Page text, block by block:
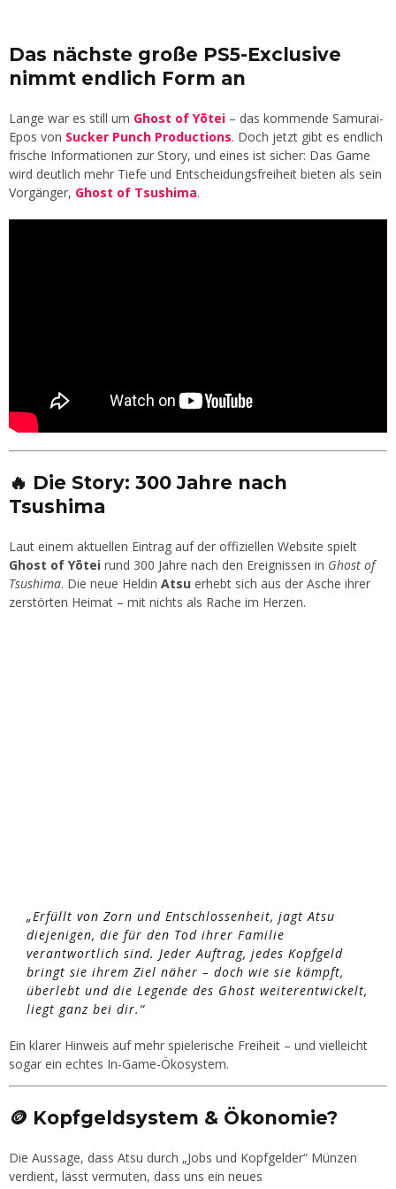
Das nächste große PS5-Exclusive
nimmt endlich Form an
Lange war es still um Ghost of Yōtei – das kommende Samurai-
Epos von Sucker Punch Productions. Doch jetzt gibt es endlich
frische Informationen zur Story, und eines ist sicher: Das Game
wird deutlich mehr Tiefe und Entscheidungsfreiheit bieten als sein
Vorgänger, Ghost of Tsushima.
🔥 Die Story: 300 Jahre nach
Tsushima
Laut einem aktuellen Eintrag auf der offiziellen Website spielt
Ghost of Yōtei rund 300 Jahre nach den Ereignissen in Ghost of
Tsushima. Die neue Heldin Atsu erhebt sich aus der Asche ihrer
zerstörten Heimat – mit nichts als Rache im Herzen.
„Erfüllt von Zorn und Entschlossenheit, jagt Atsu
diejenigen, die für den Tod ihrer Familie
verantwortlich sind. Jeder Auftrag, jedes Kopfgeld
bringt sie ihrem Ziel näher – doch wie sie kämpft,
überlebt und die Legende des Ghost weiterentwickelt,
liegt ganz bei dir.“
Ein klarer Hinweis auf mehr spielerische Freiheit – und vielleicht
sogar ein echtes In-Game-Ökosystem.
🪙 Kopfgeldsystem & Ökonomie?
Die Aussage, dass Atsu durch „Jobs und Kopfgelder“ Münzen
verdient, lässt vermuten, dass uns ein neues